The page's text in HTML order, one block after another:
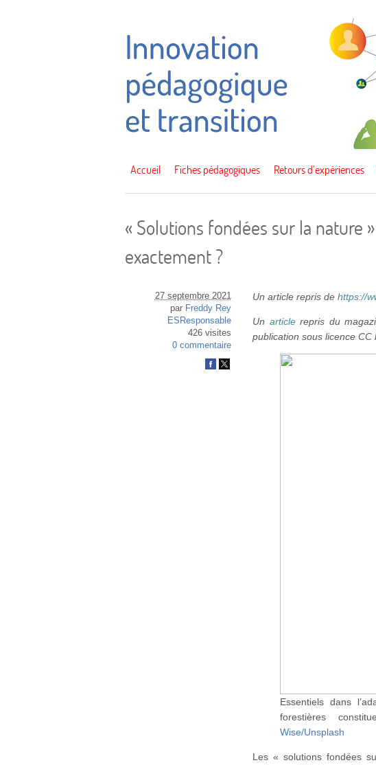
Accueil Fiches pédagogiques Retours d’expériences
« Solutions fondées sur la nature
exactement ?
27 septembre 2021
par Freddy Rey
ESResponsable
426 visites
0 commentaire
Un article repris dehttps://
Un articlerepris du
publication sous licence CC
Essentiels dans
forestières
Wise/Unsplash
Les « solutions fondées